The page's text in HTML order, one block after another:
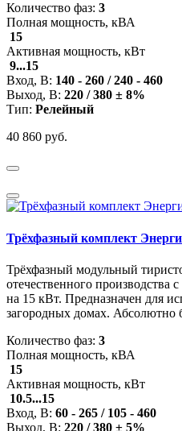
Количество фаз: 3
Полная мощность, кВА
15
Активная мощность, кВт
9...15
Вход, В: 140 - 260 / 240 - 460
Выход, В: 220 / 380 ± 8%
Тип: Релейный
40 860 руб.
Трёхфазный комплект
Трёхфазный модульный
отечественного производства
на 15 кВт. Предназначен для
загородных домах.
Количество фаз: 3
Полная мощность, кВА
15
Активная мощность, кВт
10.5...15
Вход, В: 60 - 265 / 105 - 460
Выход, В: 220 / 380 ± 5%